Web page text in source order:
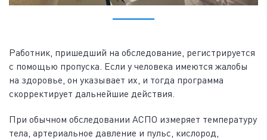
Работник, пришедший на обследование, регистрируется
с помощью пропуска. Если у человека имеются жалобы
на здоровье, он указывает их, и тогда программа
скорректирует дальнейшие действия.
При обычном обследовании АСПО измеряет температуру
тела, артериальное давление и пульс, кислород,